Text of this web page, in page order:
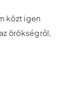
közt igen
örökségről,